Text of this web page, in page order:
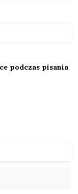
podczas pisania